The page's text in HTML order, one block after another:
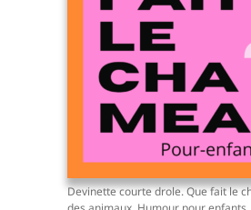
Devinette courte drole. Que fait le